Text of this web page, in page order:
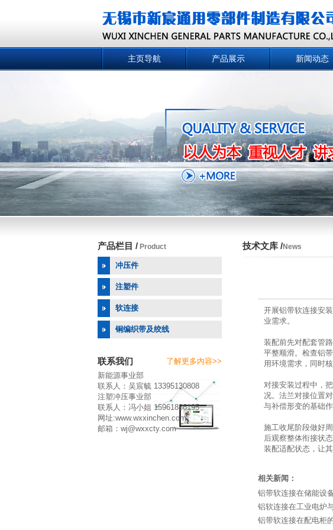
主页导航 产品展示 新闻动态
产品栏目 / Product
冲压件
注塑件
软连接
铜编织带及绞线
联系我们
了解更多内容>>
新能源事业部
联系人：吴宸毓 13395130808
注塑冲压事业部
联系人：冯小姐 15961886195
网址:www.wxxinchen.com
邮箱：wj@wxxcty.com
技术文库 /News
开展铝带软连接安
业需求。
装配前先对配套管
平整顺滑。检查铝
用环境需求，同时
对接安装过程中，
况。法兰对接位置
与补偿形变的基础
施工收尾阶段做好
后观察整体衔接状
装配适配状态，让
相关新闻：
铝带软连接在储能设
铝软连接在工业电炉
铝带软连接在配电柜